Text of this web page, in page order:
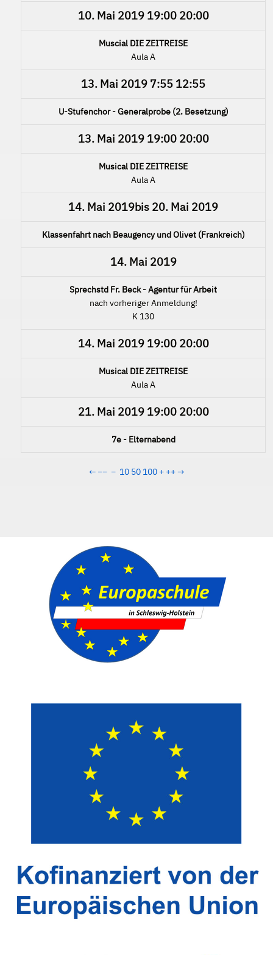
10. Mai 201919:00 20:00
Muscial DIE ZEITREISE
Aula A
13. Mai 2019 7:55 12:55
U-Stufenchor - Generalprobe (2. Besetzung)
13. Mai 201919:00 20:00
Musical DIE ZEITREISE
Aula A
14. Mai 2019bis 20. Mai 2019
Klassenfahrt nach Beaugency und Olivet (Frankreich)
14. Mai 2019
Sprechstd Fr. Beck - Agentur für Arbeit
nach vorheriger Anmeldung!
K 130
14. Mai 201919:00 20:00
Musical DIE ZEITREISE
Aula A
21. Mai 201919:00 20:00
7e - Elternabend
← −− − 10 50 100 + ++→